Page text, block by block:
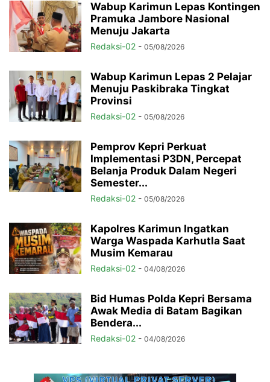
Wabup Karimun Lepas Kontingen
Pramuka Jambore Nasional
Menuju Jakarta
Redaksi-02 - 05/08/2026
Wabup Karimun Lepas 2 Pelajar
Menuju Paskibraka Tingkat
Provinsi
Redaksi-02 - 05/08/2026
Pemprov Kepri Perkuat
Implementasi P3DN, Percepat
Belanja Produk Dalam Negeri
Semester...
Redaksi-02 - 05/08/2026
Kapolres Karimun Ingatkan
Warga Waspada Karhutla Saat
Musim Kemarau
Redaksi-02 - 04/08/2026
Bid Humas Polda Kepri Bersama
Awak Media di Batam Bagikan
Bendera...
Redaksi-02 - 04/08/2026